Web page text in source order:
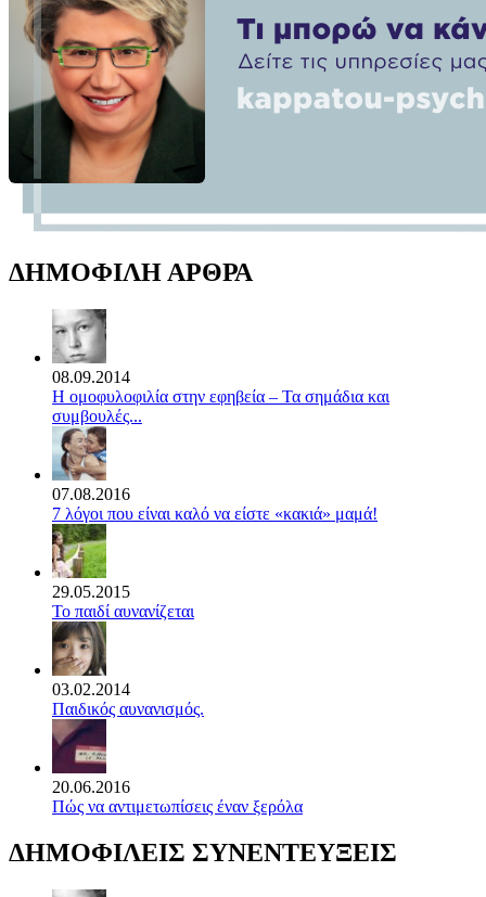
ΔΗΜΟΦΙΛΗ ΑΡΘΡΑ
08.09.2014
Η ομοφυλοφιλία στην εφηβεία – Τα σημάδια και
συμβουλές...
07.08.2016
7 λόγοι που είναι καλό να είστε «κακιά» μαμά!
29.05.2015
Το παιδί αυνανίζεται
03.02.2014
Παιδικός αυνανισμός.
20.06.2016
Πώς να αντιμετωπίσεις έναν ξερόλα
ΔΗΜΟΦΙΛΕΙΣ ΣΥΝΕΝΤΕΥΞΕΙΣ